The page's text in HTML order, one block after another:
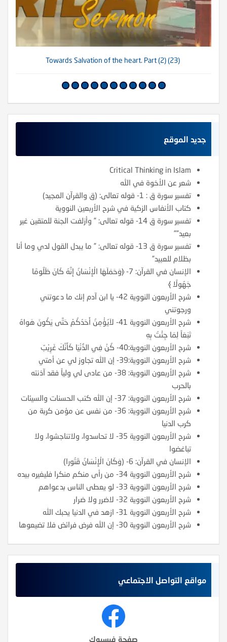
(23) Towards Salvation of the heart. Part (2)
جديد الموقع
Critical Thinking in Islam
شعر عن الأخوة في الله
تفسير سورة ق : 1- قوله تعالى: (ق والقرآن المجيد)
كتاب الأنفاس الزكية في شرح الأربعين النووية
تفسير سورة ق 14- قوله تعالى: ” وأزلفت الجنة للمتقين غير
بعيد””
تفسير سورة ق 13- قوله تعالى: ” ما يبدل القول لدي وما أنا
بظلام للعبيد”
الإنسان في القرآن: 7- ﴿وَحَمَلَهَا الْإِنْسَانُ إِنَّهُ كَانَ ظَلُومًا
جَهُولًا ﴾
شرح الأربعون النووية 42- يا ابن آدم إنك ما دعوتني
ورجوتني
شرح الأربعون النووية 41- لاَيُؤْمِنُ أَحَدُكُمْ حَتَّى يَكُونَ هَواهُ
تَبَعَاً لِمَا جِئْتُ بِهِ
شرح الأربعون النووية:40- كُنْ فِي الدُّنْيَا كَأَنَّكَ غَرِيْبٌ
شرح الأربعون النووية:39- إن الله تجاوز لي عن أمتي
شرح الأربعون النووية: 38- من عادى لي ولياً فقد آذنته
بالحرب
شرح الأربعون النووية: 37- إن الله كتب الحسنات والسيئات
شرح الأربعون النووية: 36- من نفس عن مؤمن كربة من
كرب الدنيا
شرح الأربعون النووية 35- لا تحاسدوا، ولاتناجشوا، ولا
تباغضوا
الإنسان في القرآن: 6- (وَكَانَ الْإِنْسَانُ قَتُورا)
شرح الأربعون النووية 34- من رأى منكم منكرا فليغيره بيده
شرح الأربعون النووية 33- لو يعطى الناس بدعواهم
شرح الأربعون النووية 32- لاضرر ولا ضرار
شرح الأربعون النووية 31- ازهد في الدنيا يحبك الله
شرح الأربعون النووية 30- إن الله فرض فرائض فلا تضيعوها
مواقع التواصل الاجتماعي
صفحة فيسبوك